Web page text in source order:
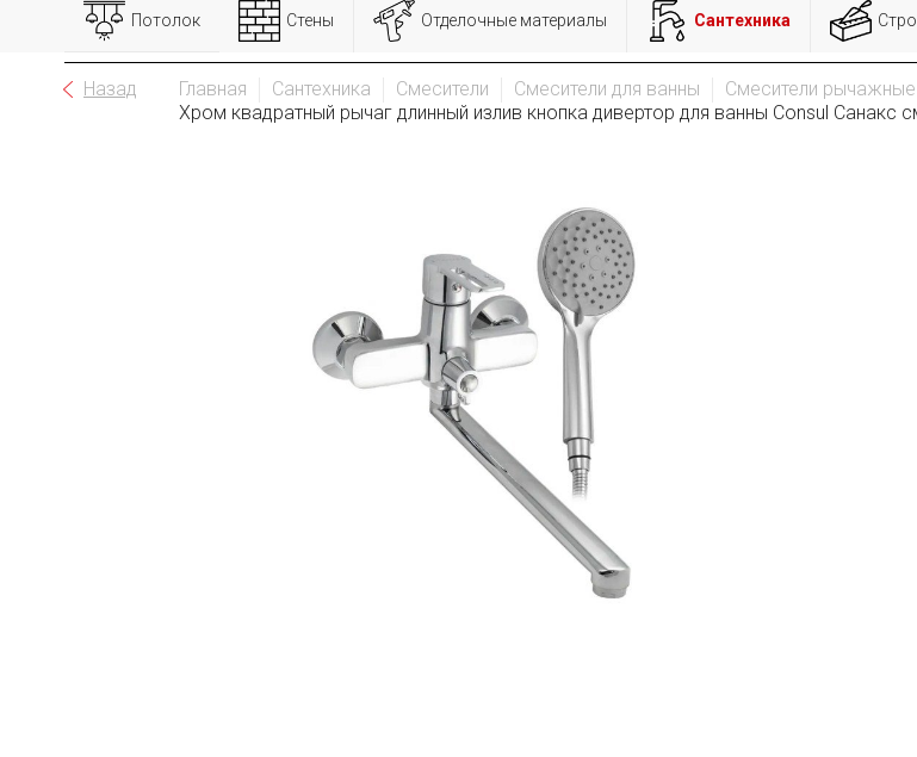
Потолок Стены Отделочные материалы Сантехника
Назад Главная Сантехника Смесители Смесители для ванны
Смесители рычажные
Хром квадратный рычаг длинный излив кнопка дивертор для ванны Consul Санакс